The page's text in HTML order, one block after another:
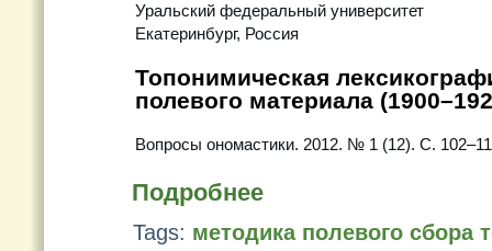
Уральский федеральный университет
Екатеринбург, Россия
Топонимическая
полевого материала
Вопросы ономастики. 2012. № 1 (12). С.
Подробнее
Tags: методика полевого сбора